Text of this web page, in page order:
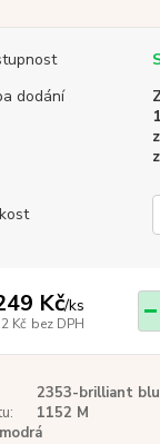
dodání
Kč/ks
Kč bez DPH
2353-brilliant
1152 M
modrá